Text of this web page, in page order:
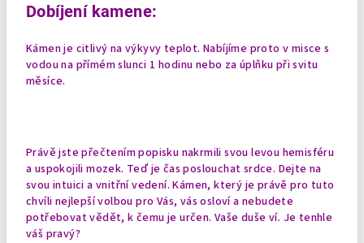
Dobíjení kamene:
Kámen je citlivý na výkyvy teplot. Nabíjíme proto v misce s
vodou na přímém slunci 1 hodinu nebo za úplňku při svitu
měsíce.
Právě jste přečtením popisku nakrmili svou levou hemisféru
a uspokojili mozek. Teď je čas poslouchat srdce. Dejte na
svou intuici a vnitřní vedení. Kámen, který je právě pro tuto
chvíli nejlepší volbou pro Vás, vás osloví a nebudete
potřebovat vědět, k čemu je určen. Vaše duše ví. Je tenhle
váš pravý?